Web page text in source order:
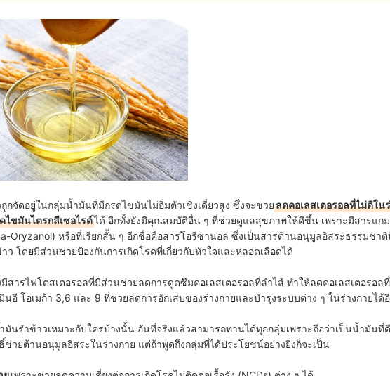
กจัดอยู่ในกลุ่มน้ำมันที่มีกรดไขมันไม่อิ่มตัวเชิงเดี่ยวสูง ซึ่งจะช่วยลดคอเลสเตอรอลที่ไม่ดีใน
ไขมันไตรกลีเซอไรด์ได้ อีกทั้งยังมีคุณสมบัติอื่น ๆ ที่ช่วยดูแลสุขภาพให้ดีขึ้น เพราะมีสารแก
Oryzanol) หรือที่เรียกสั้น ๆ อีกชื่อคือสารโอรีซานอล ซึ่งเป็นสารต้านอนุมูลอิสระธรรมชาติ
ว โดยมีส่วนช่วยป้องกันการเกิดโรคที่เกี่ยวกับหัวใจและหลอดเลือดได้
มีสารไฟโตสเตอรอลที่มีส่วนช่วยลดการดูดซึมคอเลสเตอรอลที่ลำไส้ ทำให้ลดคอเลสเตอรอล
นอี โอเมก้า 3,6 และ 9 ที่ช่วยลดการอักเสบของร่างกายและบำรุงระบบต่าง ๆ ในร่างกายได้
มันรำข้าวเหมาะกับใครบ้างนั้น อันที่จริงแล้วสามารถทานได้ทุกกลุ่มเพราะถือว่าเป็นน้ำมันที่
วยต้านอนุมูลอิสระในร่างกาย แต่ถ้าพูดถึงกลุ่มที่ได้ประโยชน์อย่างยิ่งก็จะเป็น